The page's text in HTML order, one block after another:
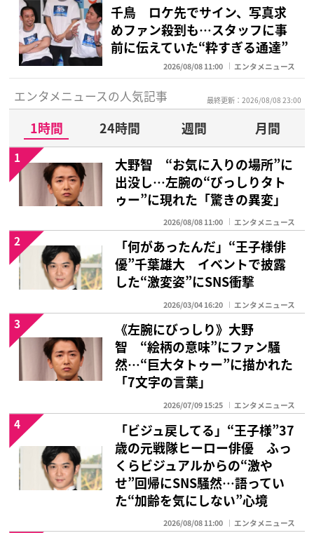
千鳥 ロケ先でサイン、写真求
めファン殺到も…スタッフに事
前に伝えていた“粋すぎる通達”
2026/08/08 11:00 エンタメニュース
エンタメニュースの人気記事 最終更新：2026/08/08 23:00
1時間 24時間 週間
月間
大野智 “お気に入りの場所”に
出没し…左腕の“びっしりタト
ゥー”に現れた「驚きの異変」
2026/08/08 11:00 エンタメニュース
1
「何があったんだ」“王子様俳
優”千葉雄大 イベントで披露
した“激変姿”にSNS衝撃
2026/03/04 16:20 エンタメニュース
2
《左腕にびっしり》大野
智 “絵柄の意味”にファン騒
然…“巨大タトゥー”に描かれた
「7文字の言葉」
2026/07/09 15:25 エンタメニュース
3
「ビジュ戻してる」“王子様”37
歳の元戦隊ヒーロー俳優 ふっ
くらビジュアルからの“激や
せ”回帰にSNS騒然…語ってい
た“加齢を気にしない”心境
2026/08/08 11:00 エンタメニュース
4